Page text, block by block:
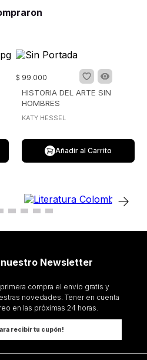
$ 99.000
HISTORIA DEL ARTE SIN
HOMBRES
KATY HESSEL
Añadir al Carrito
Newsletter
compra el envío gratis y
novedades. Tener en cuenta
en las próximas 24 horas.
recibir tu cupón!